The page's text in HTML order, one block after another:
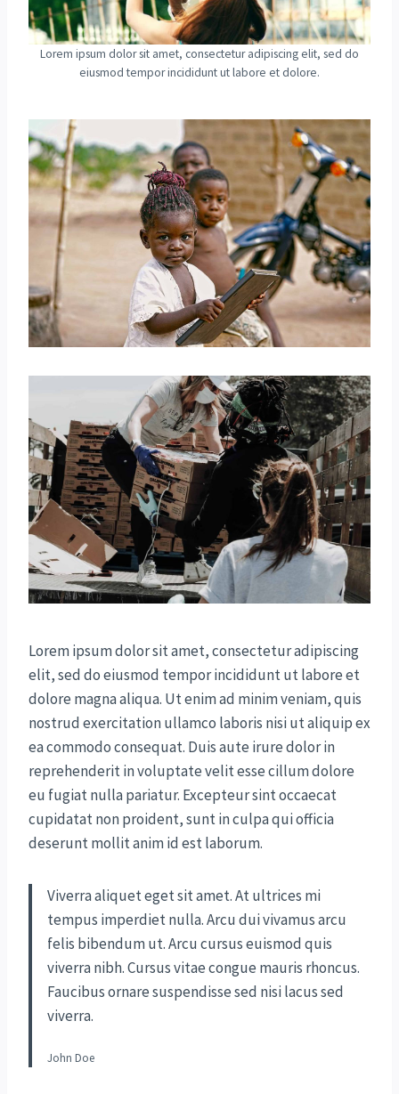
Lorem ipsum dolor sit amet, consectetur adipiscing elit, sed do
eiusmod tempor incididunt ut labore et dolore.
Lorem ipsum dolor sit amet, consectetur adipiscing
elit, sed do eiusmod tempor incididunt ut labore et
dolore magna aliqua. Ut enim ad minim veniam, quis
nostrud exercitation ullamco laboris nisi ut aliquip ex
ea commodo consequat. Duis aute irure dolor in
reprehenderit in voluptate velit esse cillum dolore
eu fugiat nulla pariatur. Excepteur sint occaecat
cupidatat non proident, sunt in culpa qui officia
deserunt mollit anim id est laborum.
Viverra aliquet eget sit amet. At ultrices mi
tempus imperdiet nulla. Arcu dui vivamus arcu
felis bibendum ut. Arcu cursus euismod quis
viverra nibh. Cursus vitae congue mauris rhoncus.
Faucibus ornare suspendisse sed nisi lacus sed
viverra.
John Doe